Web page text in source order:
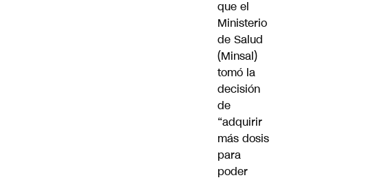
que el
Ministerio
de Salud
(Minsal)
tomó la
decisión
de
“adquirir
más dosis
para
poder